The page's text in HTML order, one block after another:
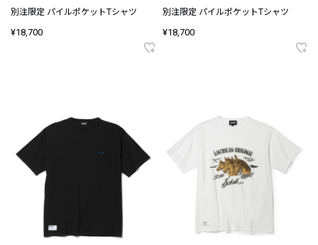
別注限定 パイルポケットTシャツ
¥18,700
別注限定 パイルポケットTシャツ
¥18,700